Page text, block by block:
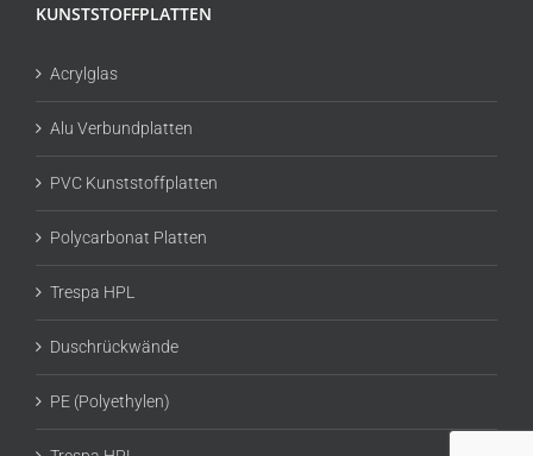
KUNSTSTOFFPLATTEN
Acrylglas
Alu Verbundplatten
PVC Kunststoffplatten
Polycarbonat Platten
Trespa HPL
Duschrückwände
PE (Polyethylen)